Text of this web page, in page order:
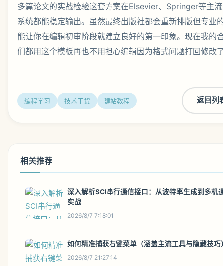
多篇论文的实战检验这套方案在Elsevier、Springer等主
系统都能稳定输出。虽然最终出版社都会重新排版但专业
能让你在编辑初审阶段就建立良好的第一印象。现在我的
们都用这个模板再也不用担心编辑因为格式问题打回修改
编程学习 技术干货 建站教程 返回列
相关推荐
深入解析SCI串行通信接口：从波特率生成到多机
实战
2026/8/7 7:18:01
如何精准捕获右键菜单（涵盖主流工具与隐藏技巧
2026/8/7 21:27:14